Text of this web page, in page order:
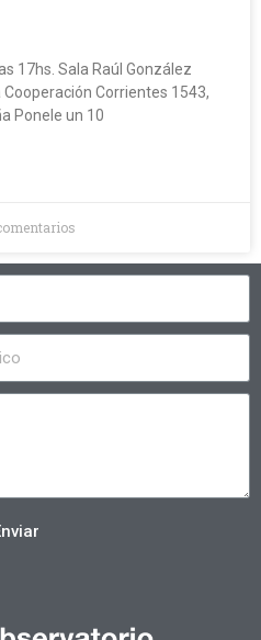
17hs. Sala Raúl González
Corrientes 1543,
Ponele un 10